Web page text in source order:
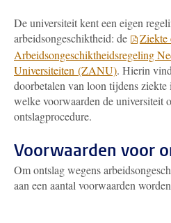
De universiteit kent een eigen
arbeidsongeschiktheid: de
Ziekte
Arbeidsongeschiktheidsregeling
Universiteiten (ZANU). Hierin
doorbetalen van loon tijdens
welke voorwaarden de universiteit
ontslagprocedure.
Voorwaarden voor
Om ontslag wegens
aan een aantal voorwaarden